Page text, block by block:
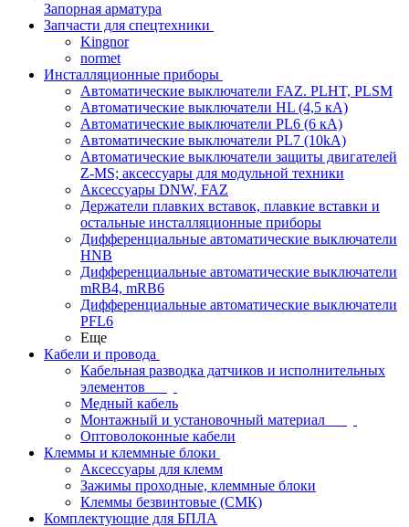
Запорная арматура
Запчасти для спецтехники
Kingnor
normet
Инсталляционные приборы
Автоматические выключатели FAZ. PLHT, PLSM
Автоматические выключатели HL (4,5 кА)
Автоматические выключатели PL6 (6 кА)
Автоматические выключатели PL7 (10kA)
Автоматические выключатели защиты двигателей
Z-MS; аксессуары для модульной техники
Аксессуары DNW, FAZ
Держатели плавких вставок, плавкие вставки и
остальные инсталляционные приборы
Дифференциальные автоматические выключатели
HNB
Дифференциальные автоматические выключатели
mRB4, mRB6
Дифференциальные автоматические выключатели
PFL6
Еще
Кабели и провода
Кабельная разводка датчиков и исполнительных
элементов
Медный кабель
Монтажный и установочный материал
Оптоволоконные кабели
Клеммы и клеммные блоки
Аксессуары для клемм
Зажимы проходные, клеммные блоки
Клеммы безвинтовые (СМК)
Комплектующие для БПЛА